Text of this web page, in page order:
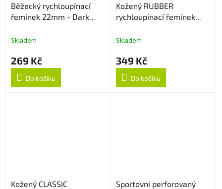
Běžecký rychloupínací
řemínek 22mm - Dark
Skladem
269 Kč
Do košíku
Kožený RUBBER
rychloupínací řemínek
Skladem
349 Kč
Do košíku
Kožený CLASSIC
Sportovní perforovaný